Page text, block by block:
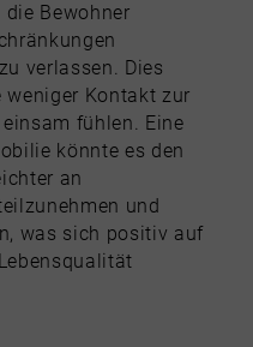
Bewohner
verlassen. Dies
weniger Kontakt zur
fühlen. Eine
könnte es den
an
und
was sich positiv auf